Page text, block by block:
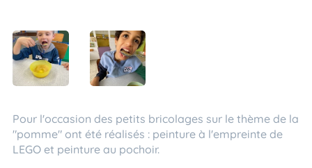
Pour l'occasion des petits bricolages sur le thème de la
"pomme" ont été réalisés : peinture à l'empreinte de
LEGO et peinture au pochoir.